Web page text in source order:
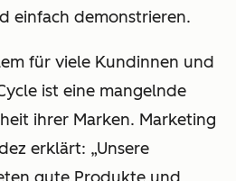
einfach demonstrieren.
für viele Kundinnen und
ist eine mangelnde
ihrer Marken. Marketing
erklärt: „Unsere